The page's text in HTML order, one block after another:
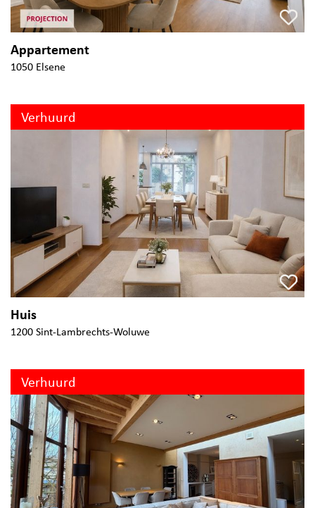
Appartement
1050 Elsene
Verhuurd
Huis
1200 Sint-Lambrechts-Woluwe
Verhuurd